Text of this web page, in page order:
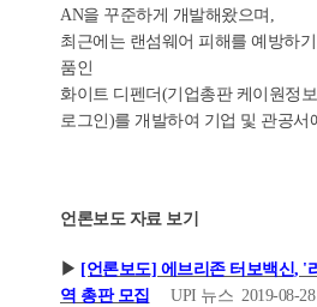
AN을 꾸준하게 개발해왔으며,
최근에는 랜섬웨어 피해를 예방하
품인
화이트 디펜더(기업총판 케이원정
로그인)를 개발하여 기업 및 관공서
언론보도 자료 보기
▶ [언론보도] 에브리존 터보백신, '
역 총판 모집 UPI 뉴스 2019-08-28